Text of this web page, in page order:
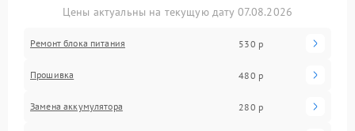
Цены актуальны на текущую дату 07.08.2026
Ремонт блока питания 530 р
Прошивка 480 р
Замена аккумулятора 280 р